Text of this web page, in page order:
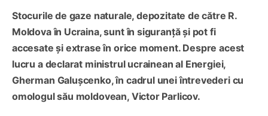
Stocurile de gaze naturale, depozitate de către R.
Moldova în Ucraina, sunt în siguranță și pot fi
accesate și extrase în orice moment. Despre acest
lucru a declarat ministrul ucrainean al Energiei,
Gherman Galușcenko, în cadrul unei întrevederi cu
omologul său moldovean, Victor Parlicov.